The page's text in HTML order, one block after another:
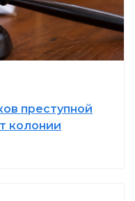
преступной
колонии